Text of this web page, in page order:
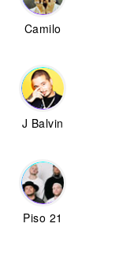
Camilo
J Balvin
Piso 21